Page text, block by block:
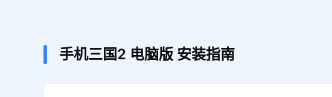
手机三国2 电脑版 安装指南